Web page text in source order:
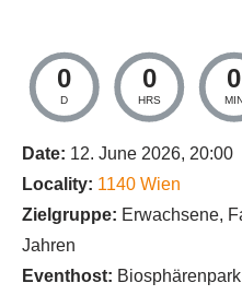
0
D
0
HRS
0
Date: 12. June 2026, 20:00
Locality: 1140 Wien
Zielgruppe: Erwachsene,
Jahren
Eventhost: